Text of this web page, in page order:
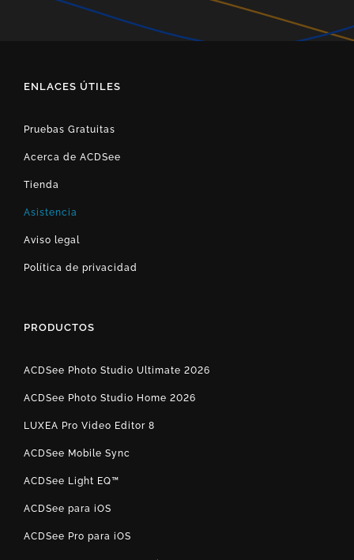
ENLACES ÚTILES
Pruebas Gratuitas
Acerca de ACDSee
Tienda
Asistencia
Aviso legal
Política de privacidad
PRODUCTOS
ACDSee Photo Studio Ultimate 2026
ACDSee Photo Studio Home 2026
LUXEA Pro Video Editor 8
ACDSee Mobile Sync
ACDSee Light EQ™
ACDSee para iOS
ACDSee Pro para iOS